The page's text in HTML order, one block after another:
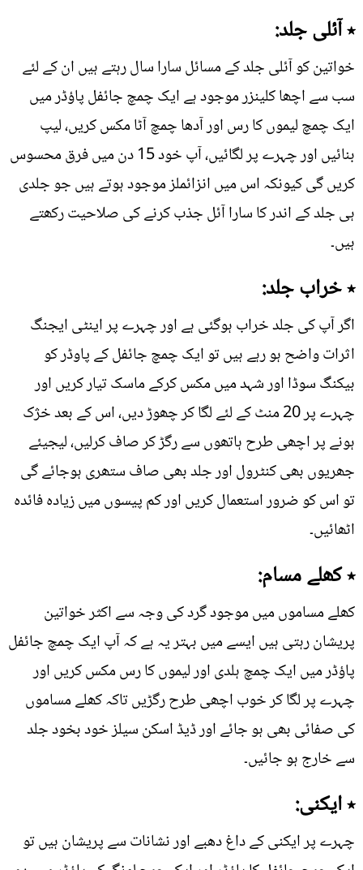
٭ آئلی جلد:
خواتین کو آئلی جلد کے مسائل سارا سال رہتے ہیں ان کے لئے
سب سے اچھا کلینزر موجود ہے ایک چمچ جائفل پاؤڈر میں
ایک چمچ لیموں کا رس اور آدھا چمچ آٹا مکس کریں، لیپ
بنائیں اور چہرے پر لگائیں، آپ خود 15 دن میں فرق محسوس
کریں گی کیونکہ اس میں انزائملز موجود ہوتے ہیں جو جلدی
ہی جلد کے اندر کا سارا آئل جذب کرنے کی صلاحیت رکھتے
ہیں۔
٭ خراب جلد:
اگر آپ کی جلد خراب ہوگئی ہے اور چہرے پر اینٹی ایجنگ
اثرات واضح ہو رہے ہیں تو ایک چمچ جائفل کے پاوڈر کو
بیکنگ سوڈا اور شہد میں مکس کرکے ماسک تیار کریں اور
چہرے پر 20 منٹ کے لئے لگا کر چھوڑ دیں، اس کے بعد خژک
ہونے پر اچھی طرح ہاتھوں سے رگڑ کر صاف کرلیں، لیجیئے
جھریوں بھی کنٹرول اور جلد بھی صاف ستھری ہوجائے گی
تو اس کو ضرور استعمال کریں اور کم پیسوں میں زیادہ فائدہ
اٹھائیں۔
٭ کھلے مسام:
کھلے مساموں میں موجود گرد کی وجہ سے اکثر خواتین
پریشان رہتی ہیں ایسے میں بہتر یہ ہے کہ آپ ایک چمچ جائفل
پاؤڈر میں ایک چمچ ہلدی اور لیموں کا رس مکس کریں اور
چہرے پر لگا کر خوب اچھی طرح رگڑیں تاکہ کھلے مساموں
کی صفائی بھی ہو جائے اور ڈیڈ اسکن سیلز خود بخود جلد
سے خارج ہو جائیں۔
٭ ایکنی:
چہرے پر ایکنی کے داغ دھبے اور نشانات سے پریشان ہیں تو